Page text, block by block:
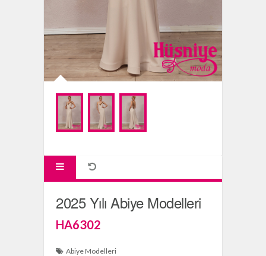
2025 Yılı Abiye Modelleri
HA6302
Abiye Modelleri